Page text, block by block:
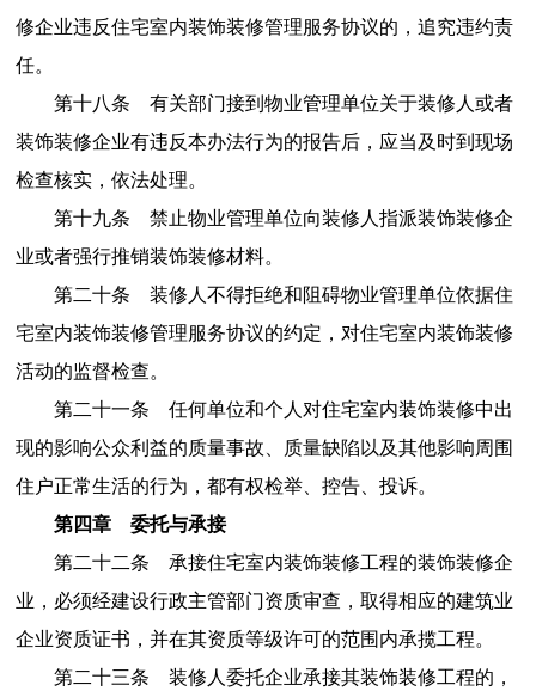
修企业违反住宅室内装饰装修管理服务协议的，追究违约责
任。
第十八条 有关部门接到物业管理单位关于装修人或者
装饰装修企业有违反本办法行为的报告后，应当及时到现场
检查核实，依法处理。
第十九条 禁止物业管理单位向装修人指派装饰装修企
业或者强行推销装饰装修材料。
第二十条 装修人不得拒绝和阻碍物业管理单位依据住
宅室内装饰装修管理服务协议的约定，对住宅室内装饰装修
活动的监督检查。
第二十一条 任何单位和个人对住宅室内装饰装修中出
现的影响公众利益的质量事故、质量缺陷以及其他影响周围
住户正常生活的行为，都有权检举、控告、投诉。
第四章 委托与承接
第二十二条 承接住宅室内装饰装修工程的装饰装修企
业，必须经建设行政主管部门资质审查，取得相应的建筑业
企业资质证书，并在其资质等级许可的范围内承揽工程。
第二十三条 装修人委托企业承接其装饰装修工程的，